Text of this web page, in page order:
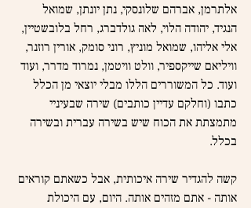
אלתרמן, אברהם שלונסקי, נתן יונתן, שמואל
הנגיד, יהודה הלוי, לאה גולדברג, רחל בלובשטיין,
אלי אליהו, שמואל מוניץ, רוני סומק, אורין רוזנר,
וויליאם שייקספיר, וולט וויטמן, נמרוד מדרר, ועוד
ועוד. כל המשוררים הללו מבלי יוצאי מן הכלל
כתבו (וחלקם עדיין כותבים) שירה שבעיניי
מתמצתת את הכוח שיש בשירה עברית ובשירה
בכלל.
קשה להגדיר שירה איכותית, אבל כשאתם קוראים
אותה - אתם מזהים אותה. היום, עם היכולת